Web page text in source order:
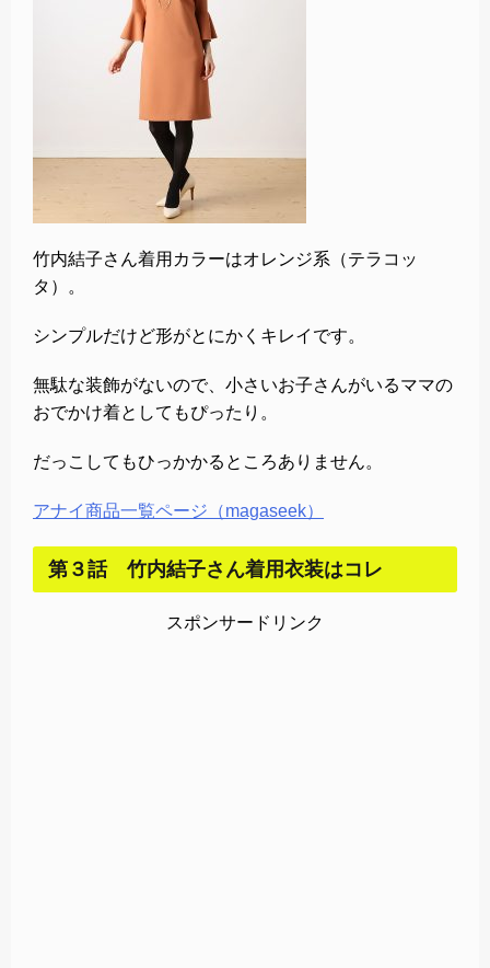
竹内結子さん着用カラーはオレンジ系（テラコッ
タ）。
シンプルだけど形がとにかくキレイです。
無駄な装飾がないので、小さいお子さんがいるママの
おでかけ着としてもぴったり。
だっこしてもひっかかるところありません。
アナイ商品一覧ページ（magaseek）
第３話 竹内結子さん着用衣装はコレ
スポンサードリンク